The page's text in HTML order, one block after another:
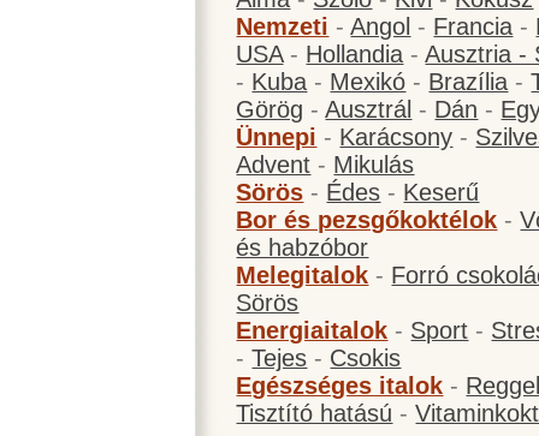
Nemzeti -Angol - Francia -
USA- Hollandia -Ausztria -
- Kuba - Mexikó - Brazília -
Görög -Ausztrál - Dán -
Ünnepi - Karácsony -
Advent - Mikulás
Sörös - Édes - Keserű
Bor és pezsgőkoktélok -
és habzóbor
Melegitalok - Forró
Sörös
Energiaitalok - Sport -
-Tejes - Csokis
Egészséges italok -
Tisztító hatású -